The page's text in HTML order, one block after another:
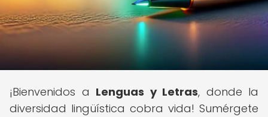
¡Bienvenidos a Lenguas y Letras, donde la
diversidad lingüística cobra vida! Sumérgete